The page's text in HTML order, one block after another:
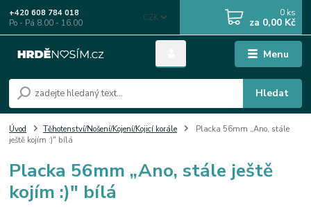
Menu
CZK
Hledat
+420 608 784 018
Po - Pá 8.00 - 16.00
0 ks
za 0,00 Kč
Úvod Těhotenství/Nošení/Kojení/Kojicí korále
Placka 56mm „Ano, stále
ještě kojím :)" bílá
Placka 56mm „Ano, stále ještě
kojím :)" bílá